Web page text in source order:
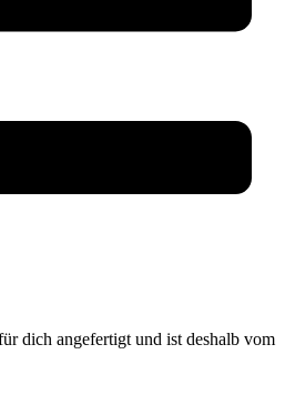
dich angefertigt und ist deshalb vom